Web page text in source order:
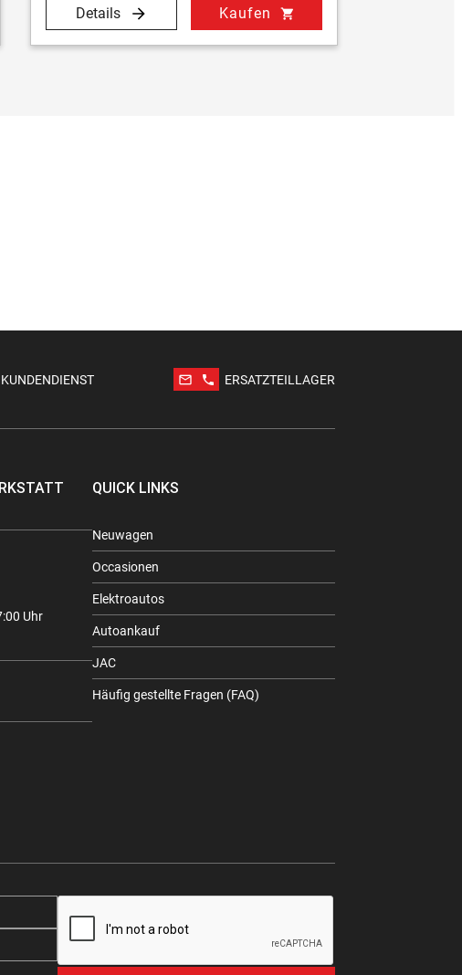
Details Kaufen shopping_cart
KUNDENDIENST mail_outline phone ERSATZTEILLAGER
Uhr
QUICK LINKS
Neuwagen
Occasionen
Elektroautos
Autoankauf
JAC
Häufig gestellte Fragen (FAQ)